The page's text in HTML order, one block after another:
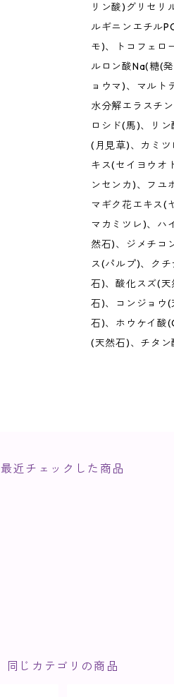
リン酸)グリセリ
ルギニンエチル
モ)、トコフェロ
ルロン酸Na(糖(
ョウマ)、マルト
水分解エラスチ
ロシド(馬)、リ
(月見草)、カミ
キス(セイヨウオ
ンセンカ)、フユ
マギク花エキス(
マカミツレ)、ハ
然石)、ジメチコ
ス(パルプ)、ク
石)、酸化スズ(
石)、コンジョウ
石)、ホウケイ酸
(天然石)、チタ
最近チェックした商品
同じカテゴリの商品